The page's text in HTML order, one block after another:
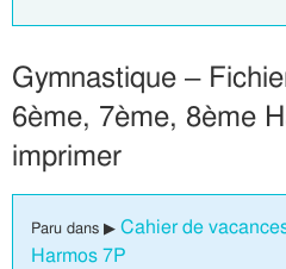
Gymnastique –
6ème, 7ème, 8ème
imprimer
Paru dans ▶ Cahier de
Harmos 7P